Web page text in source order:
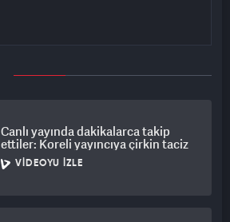
Canlı yayında dakikalarca takip
ettiler: Koreli yayıncıya çirkin taciz
VIDEOYU İZLE